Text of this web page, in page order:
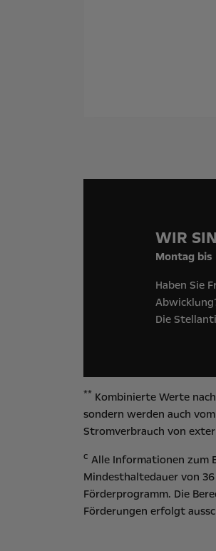
WIR
Montag bis
Haben Sie
Die
** Kombinierte Werte
sondern werden auch
Stromverbrauch von
c Alle Informationen zum
Mindesthaltedauer von
Förderprogramm. Die
Förderungen erfolgt